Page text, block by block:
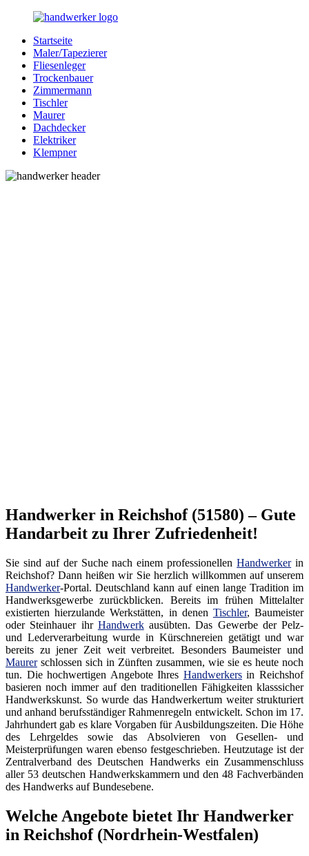
Zurück
Inhalt
Bessere-
Handwerker.de
Handwerker
Ihrer
Nähe
Startseite
Maler/Tapezierer
Fliesenleger
Trockenbauer
Zimmermann
Tischler
Maurer
Dachdecker
Elektriker
Klempner
Handwerker in Reichshof (51580) – Gute
Handarbeit zu Ihrer Zufriedenheit!
Sie sind auf der Suche nach einem professionellenHandwerkerin
Reichshof? Dann heißen wir Sie herzlich willkommen auf unserem
Handwerker-Portal. Deutschland kann auf einen lange Tradition im
Handwerksgewerbe zurückblicken. Bereits im frühen Mittelalter
existierten hierzulande Werkstätten, in denen Tischler, Baumeister
oder Steinhauer ihr Handwerkausübten. Das Gewerbe der Pelz-
und Lederverarbeitung wurde in Kürschnereien getätigt und war
bereits zu jener Zeit weit verbreitet. Besonders Baumeister und
Maurerschlossen sich in Zünften zusammen, wie sie es heute noch
tun. Die hochwertigen Angebote Ihres Handwerkersin Reichshof
basieren noch immer auf den traditionellen Fähigkeiten klasssicher
Handwerkskunst. So wurde das Handwerkertum weiter strukturiert
und anhand berufsständiger Rahmenregeln entwickelt. Schon im 17.
Jahrhundert gab es klare Vorgaben für Ausbildungszeiten. Die Höhe
des Lehrgeldes sowie das Absolvieren von Gesellen- und
Meisterprüfungen waren ebenso festgeschrieben. Heutzutage ist der
Zentralverband des Deutschen Handwerks ein Zusammenschluss
aller 53 deutschen Handwerkskammern und den 48 Fachverbänden
des Handwerks auf Bundesebene.
Welche Angebote bietet Ihr Handwerker
in Reichshof (Nordrhein-Westfalen)